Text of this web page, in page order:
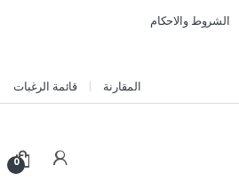
الشروط والاحكام
المقارنة
قائمة الرغبات
0